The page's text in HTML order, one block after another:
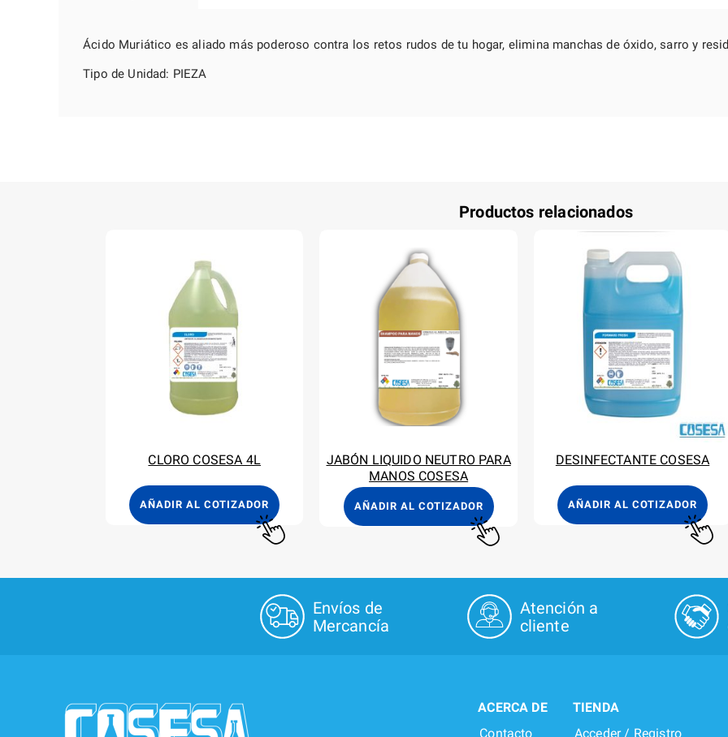
Ácido Muriático es aliado más poderoso contra los retos rudos de tu hogar, elimina manchas de óxido, sarro y
Tipo de Unidad: PIEZA
Productos relacionados
CLORO COSESA 4L
AÑADIR AL COTIZADOR
JABÓN LIQUIDO NEUTRO PARA
MANOS COSESA
AÑADIR AL COTIZADOR
DESINFECTANTE COSESA
AÑADIR AL COTIZADOR
Envíos de
Mercancía
Atención a
cliente
ACERCA DE
Contacto
TIENDA
Acceder / Registro